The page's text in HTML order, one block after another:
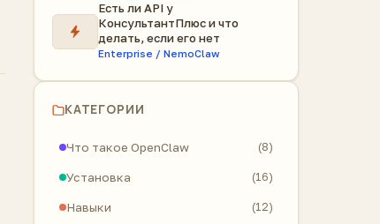
Есть ли API у
КонсультантПлюс и что
делать, если его нет
Enterprise / NemoClaw
КАТЕГОРИИ
Что такое OpenClaw (8)
Установка (16)
Навыки (12)